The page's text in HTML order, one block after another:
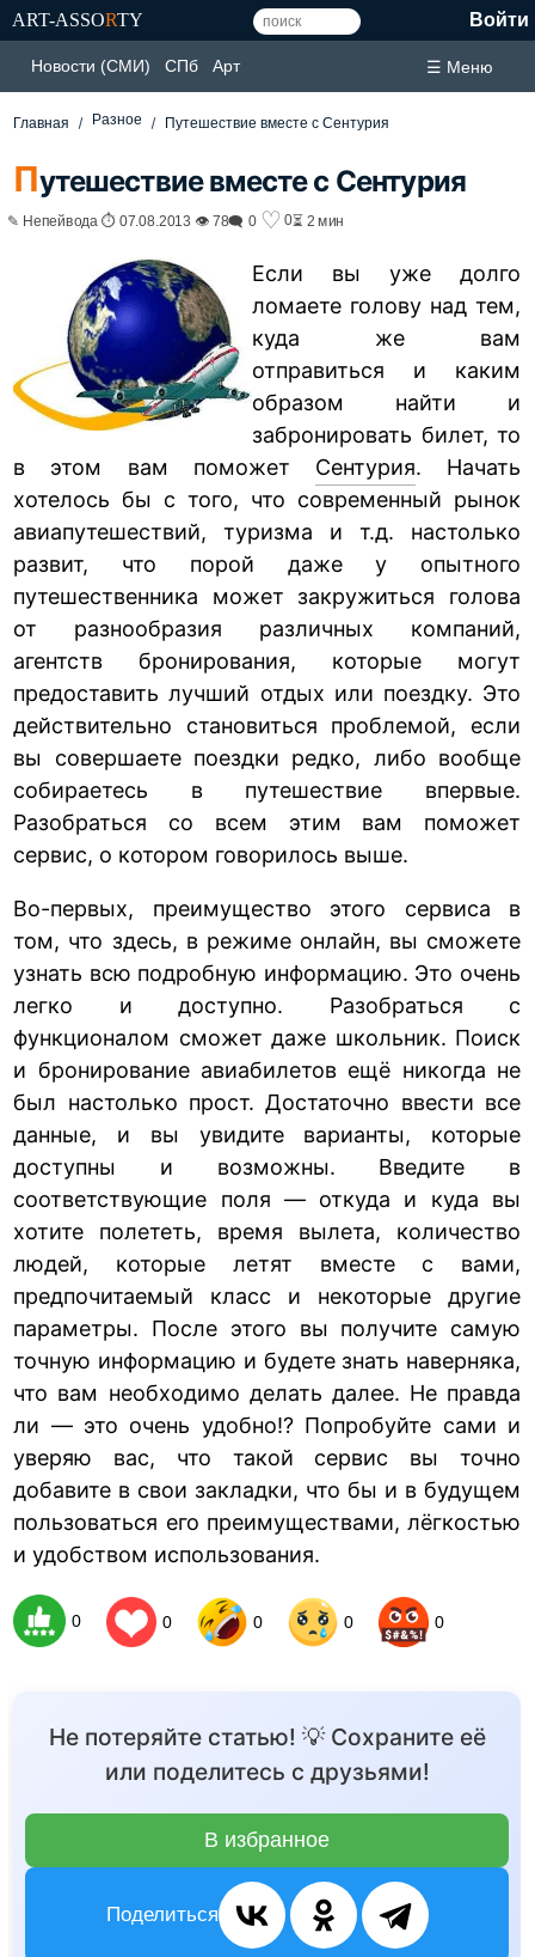
ART-ASSORTY Войти
Новости (СМИ) СПб Арт ☰ Меню
Главная Разное Путешествие вместе с Сентурия
Путешествие вместе с Сентурия
✎ Непейвода ⏱ 07.08.2013 👁 78🗨 0 ♡ 0⏳ 2 мин
Если вы уже долго
ломаете голову над тем,
куда же вам
отправиться и каким
образом найти и
забронировать билет, то
в этом вам поможет Сентурия. Начать
хотелось бы с того, что современный рынок
авиапутешествий, туризма и т.д. настолько
развит, что порой даже у опытного
путешественника может закружиться голова
от разнообразия различных компаний,
агентств бронирования, которые могут
предоставить лучший отдых или поездку. Это
действительно становиться проблемой, если
вы совершаете поездки редко, либо вообще
собираетесь в путешествие впервые.
Разобраться со всем этим вам поможет
сервис, о котором говорилось выше.
Во-первых, преимущество этого сервиса в
том, что здесь, в режиме онлайн, вы сможете
узнать всю подробную информацию. Это очень
легко и доступно. Разобраться с
функционалом сможет даже школьник. Поиск
и бронирование авиабилетов ещё никогда не
был настолько прост. Достаточно ввести все
данные, и вы увидите варианты, которые
доступны и возможны. Введите в
соответствующие поля — откуда и куда вы
хотите полететь, время вылета, количество
людей, которые летят вместе с вами,
предпочитаемый класс и некоторые другие
параметры. После этого вы получите самую
точную информацию и будете знать наверняка,
что вам необходимо делать далее. Не правда
ли — это очень удобно!? Попробуйте сами и
уверяю вас, что такой сервис вы точно
добавите в свои закладки, что бы и в будущем
пользоваться его преимуществами, лёгкостью
и удобством использования.
0 0 0 0 0
Не потеряйте статью! 💡 Сохраните её
или поделитесь с друзьями!
В избранное
Поделиться